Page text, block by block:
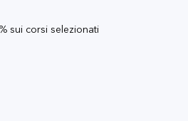
sui corsi selezionati